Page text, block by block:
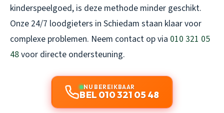
kinderspeelgoed, is deze methode minder geschikt.
Onze 24/7 loodgieters in Schiedam staan klaar voor
complexe problemen. Neem contact op via 010 321 05
48voor directe ondersteuning.
NU BEREIKBAAR
BEL 010 321 05 48